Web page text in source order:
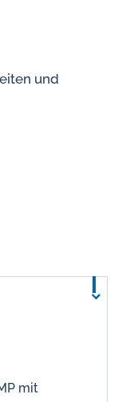
und
mit